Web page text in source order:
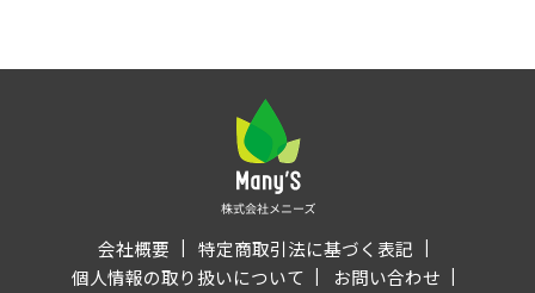
会社概要
特定商取引法に基づく表記
個人情報の取り扱いについて
お問い合わせ